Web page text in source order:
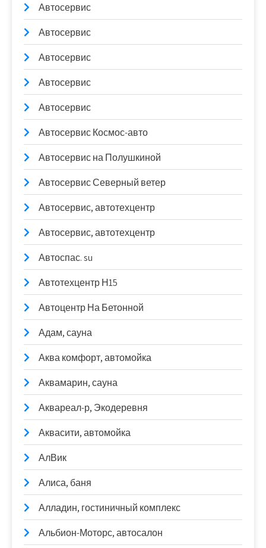
Автосервис
Автосервис
Автосервис
Автосервис
Автосервис
Автосервис Космос-авто
Автосервис на Полушкиной
Автосервис Северный ветер
Автосервис, автотехцентр
Автосервис, автотехцентр
Автоспас. su
Автотехцентр Н15
Автоцентр На Бетонной
Адам, сауна
Аква комфорт, автомойка
Аквамарин, сауна
Аквареал-р, Экодеревня
Аквасити, автомойка
АлВик
Алиса, баня
Алладин, гостиничный комплекс
Альбион-Моторс, автосалон